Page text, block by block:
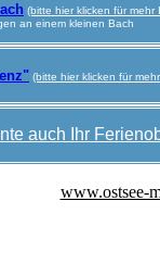
(bitte hier klicken für mehr
an einem kleinen Bach
(bitte hier klicken für
auch Ihr
www.ostsee-